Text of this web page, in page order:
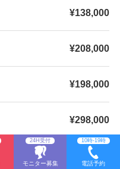
¥138,000
¥208,000
¥198,000
¥298,000
24H受付
モニター募集
10時-19時
電話予約